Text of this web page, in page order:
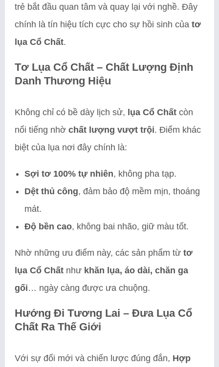
trẻ bắt đầu quan tâm và quay lại với nghề. Đây
chính là tín hiệu tích cực cho sự hồi sinh của tơ
lụa Cổ Chất.
Tơ Lụa Cổ Chất – Chất Lượng Định
Danh Thương Hiệu
Không chỉ có bề dày lịch sử, lụa Cổ Chất còn
nổi tiếng nhờ chất lượng vượt trội. Điểm khác
biệt của lụa nơi đây chính là:
Sợi tơ 100% tự nhiên, không pha tạp.
Dệt thủ công, đảm bảo độ mềm mịn, thoáng
mát.
Độ bền cao, không bai nhão, giữ màu tốt.
Nhờ những ưu điểm này, các sản phẩm từ tơ
lụa Cổ Chất như khăn lụa, áo dài, chăn ga
gối… ngày càng được ưa chuộng.
Hướng Đi Tương Lai – Đưa Lụa Cổ
Chất Ra Thế Giới
Với sự đổi mới và chiến lược đúng đắn, Hợp